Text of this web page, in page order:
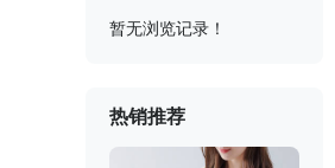
暂无浏览记录！
热销推荐